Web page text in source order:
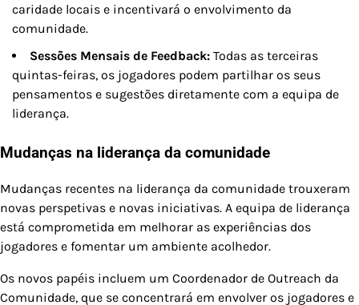
caridade locais e incentivará o envolvimento da
comunidade.
Sessões Mensais de Feedback: Todas as terceiras
quintas-feiras, os jogadores podem partilhar os seus
pensamentos e sugestões diretamente com a equipa de
liderança.
Mudanças na liderança da comunidade
Mudanças recentes na liderança da comunidade trouxeram
novas perspetivas e novas iniciativas. A equipa de liderança
está comprometida em melhorar as experiências dos
jogadores e fomentar um ambiente acolhedor.
Os novos papéis incluem um Coordenador de Outreach da
Comunidade, que se concentrará em envolver os jogadores e